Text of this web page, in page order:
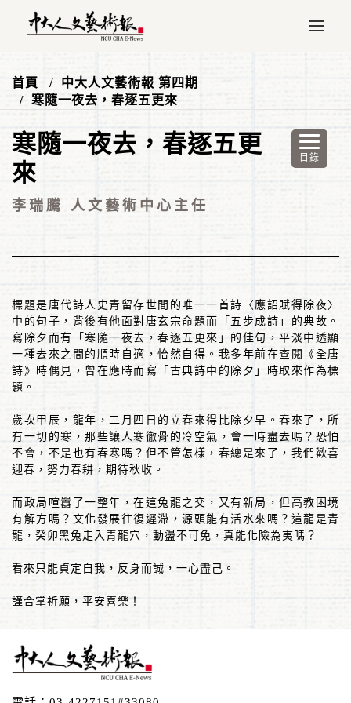
首頁
中大人文藝術報 第四期
寒隨一夜去，春逐五更來
寒隨一夜去，春逐五更
來
李瑞騰 人文藝術中心主任
標題是唐代詩人史青留存世間的唯一一首詩〈應詔賦得除夜〉
中的句子，背後有他面對唐玄宗命題而「五步成詩」的典故。
寫除夕而有「寒隨一夜去，春逐五更來」的佳句，平淡中透顯
一種去來之間的順時自適，怡然自得。我多年前在查閱《全唐
詩》時偶見，曾在應時而寫「古典詩中的除夕」時取來作為標
題。
歲次甲辰，龍年，二月四日的立春來得比除夕早。春來了，所
有一切的寒，那些讓人寒徹骨的冷空氣，會一時盡去嗎？恐怕
不會，不是也有春寒嗎？但不管怎樣，春總是來了，我們歡喜
迎春，努力春耕，期待秋收。
而政局喧囂了一整年，在這兔龍之交，又有新局，但高教困境
有解方嗎？文化發展往復遲滯，源頭能有活水來嗎？這龍是青
龍，癸卯黑兔走入青龍穴，動盪不可免，真能化險為夷嗎？
看來只能貞定自我，反身而誠，一心盡己。
謹合掌祈願，平安喜樂！